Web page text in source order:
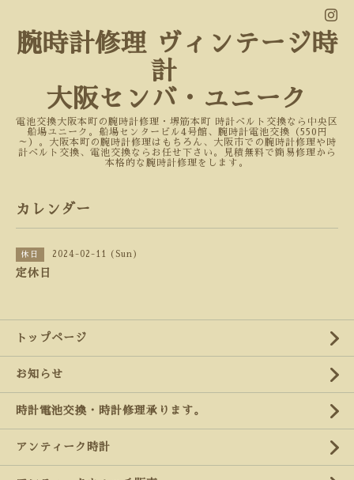
腕時計修理 ヴィンテージ時
計
大阪センバ・ユニーク
電池交換大阪本町の腕時計修理・堺筋本町 時計ベルト交換なら中央区
船場ユニーク。船場センタービル4号館、腕時計電池交換（550円
～）。大阪本町の腕時計修理はもちろん、大阪市での腕時計修理や時
計ベルト交換、電池交換ならお任せ下さい。見積無料で簡易修理から
本格的な腕時計修理をします。
カレンダー
休日 2024-02-11 (Sun)
定休日
トップページ
お知らせ
時計電池交換・時計修理承ります。
アンティーク時計